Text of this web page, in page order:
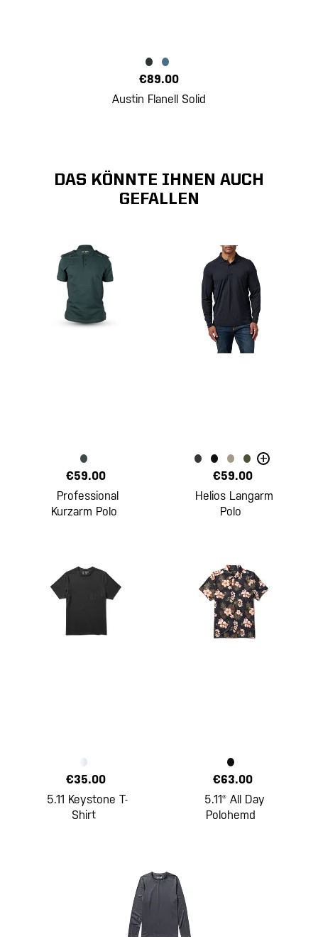
€89.00
Austin Flanell Solid
DAS KÖNNTE IHNEN AUCH
GEFALLEN
€59.00
Professional
Kurzarm Polo
+
€59.00
Helios Langarm
Polo
€35.00
5.11 Keystone T-
Shirt
€63.00
5.11® All Day
Polohemd